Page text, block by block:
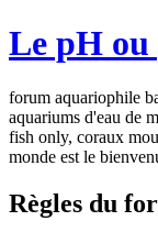
Le pH ou
forum aquariophile
aquariums d'eau de
fish only, coraux
monde est le
Règles du